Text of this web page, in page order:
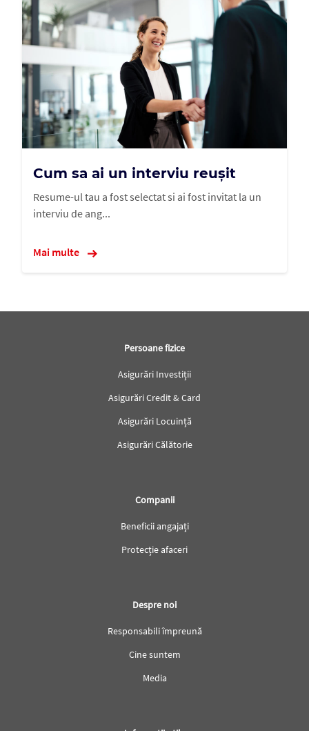
Cum sa ai un interviu reușit
Resume-ul tau a fost selectat si ai fost invitat la un
interviu de ang...
Mai multe
Persoane fizice
Asigurări Investiții
Asigurări Credit & Card
Asigurări Locuință
Asigurări Călătorie
Companii
Beneficii angajați
Protecție afaceri
Despre noi
Responsabili împreună
Cine suntem
Media